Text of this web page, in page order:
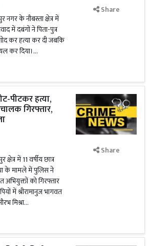
नगर के नौबस्ता क्षेत्र में
में दबंगों ने पिता-पुत्र
कर हत्या कर दी जबकि
कर दिया।...
Share
पीटकर हत्या,
गिरफ्तार,
में 11 वर्षीय छात्र
के मामले में पुलिस ने
अभियुक्तों को गिरफ्तार
में श्रीरामानुज भागवत
मिश्रा...
Share